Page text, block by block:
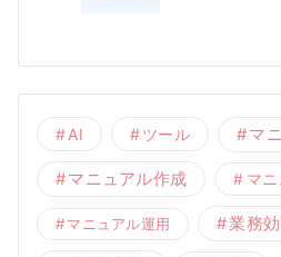
AI ツール マ
マニュアル作成 マ
マニュアル運用 業務